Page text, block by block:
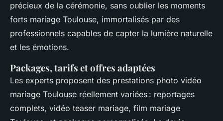
précieux de la cérémonie, sans oublier les moments
forts mariage Toulouse, immortalisés par des
professionnels capables de capter la lumière naturelle
et les émotions.
Packages, tarifs et offres adaptées
Les experts proposent des prestations photo vidéo
mariage Toulouse réellement variées : reportages
complets, vidéo teaser mariage, film mariage